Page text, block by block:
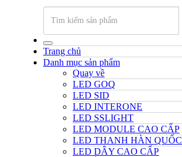
Trang chủ
Danh mục sản phẩm
Quay về
LED GOQ
LED SID
LED INTERONE
LED SSLIGHT
LED MODULE CAO CẤP
LED THANH HÀN QUỐC
LED DÂY CAO CẤP